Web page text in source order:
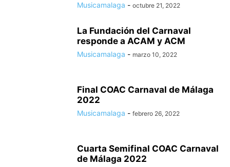
Musicamalaga - octubre 21, 2022
La Fundación del Carnaval
responde a ACAM y ACM
Musicamalaga - marzo 10, 2022
Final COAC Carnaval de Málaga
2022
Musicamalaga - febrero 26, 2022
Cuarta Semifinal COAC Carnaval
de Málaga 2022